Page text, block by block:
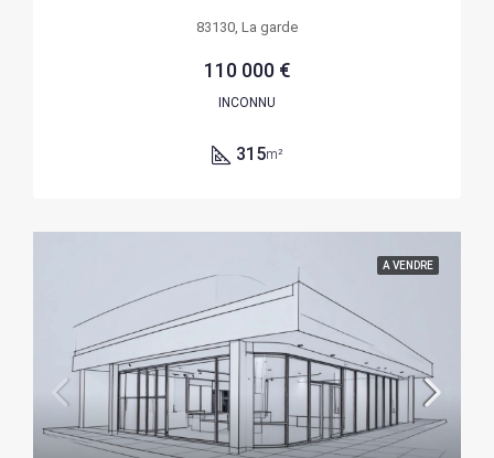
83130, La garde
110 000 €
INCONNU
315m²
A VENDRE